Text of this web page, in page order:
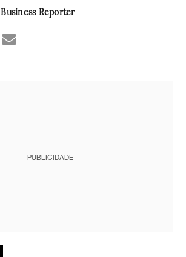
Business Reporter
PUBLICIDADE